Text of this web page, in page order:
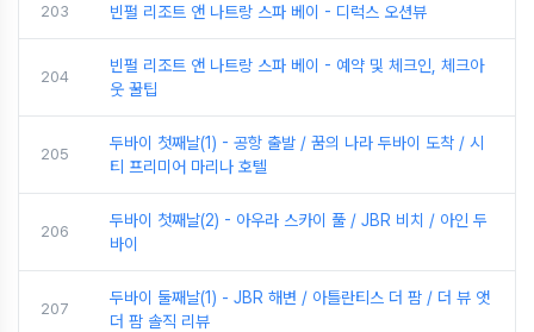
203 빈펄 리조트 앤 나트랑 스파 베이 - 디럭스 오션뷰
204
빈펄 리조트 앤 나트랑 스파 베이 - 예약 및 체크인, 체크아
웃 꿀팁
205
두바이 첫째날(1) - 공항 출발 / 꿈의 나라 두바이 도착 / 시
티 프리미어 마리나 호텔
206
두바이 첫째날(2) - 아우라 스카이 풀 / JBR 비치 / 아인 두
바이
207
두바이 둘째날(1) - JBR 해변 / 아틀란티스 더 팜 / 더 뷰 앳
더 팜 솔직 리뷰